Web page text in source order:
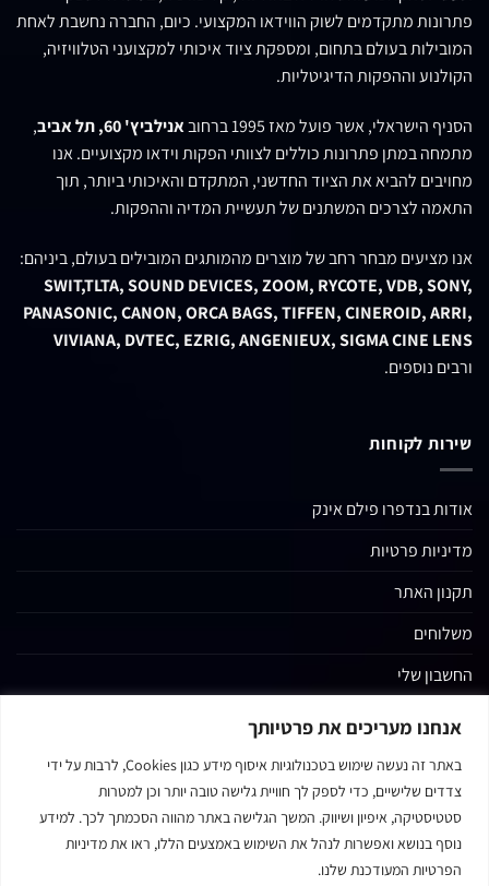
אנחנו מעריכים את פרטיותך
באתר זה נעשה שימוש בטכנולוגיות איסוף מידע כגון Cookies, לרבות על ידי
צדדים שלישיים, כדי לספק לך חוויית גלישה טובה יותר וכן למטרות
סטטיסטיקה, איפיון ושיווק. המשך הגלישה באתר מהווה הסכמתך לכך. למידע
נוסף בנושא ואפשרות לנהל את השימוש באמצעים הללו, ראו את מדיניות
הפרטיות המעודכנת שלנו.
פתרונות מתקדמים לשוק הווידאו המקצועי. כיום, החברה נחשבת לאחת
המובילות בעולם בתחום, ומספקת ציוד איכותי למקצועני הטלוויזיה,
הקולנוע וההפקות הדיגיטליות.
הסניף הישראלי, אשר פועל מאז 1995 ברחוב אנילביץ' 60, תל אביב
,
מתמחה במתן פתרונות כוללים לצוותי הפקות וידאו מקצועיים. אנו
מחויבים להביא את הציוד החדשני, המתקדם והאיכותי ביותר, תוך
התאמה לצרכים המשתנים של תעשיית המדיה וההפקות.
אנו מציעים מבחר רחב של מוצרים מהמותגים המובילים בעולם, ביניהם:
SWIT,TLTA, SOUND DEVICES, ZOOM, RYCOTE, VDB, SONY,
PANASONIC, CANON, ORCA BAGS, TIFFEN, CINEROID, ARRI,
VIVIANA, DVTEC, EZRIG, ANGENIEUX, SIGMA CINE LENS
ורבים נוספים.
שירות לקוחות
אודות בנדפרו פילם אינק
מדיניות פרטיות
תקנון האתר
משלוחים
החשבון שלי
צור קשר
נגישות אתר האינטרנט